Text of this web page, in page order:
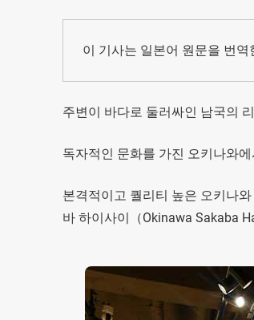
이 기사는 일본어 원문을 번역
주변이 바다로 둘러싸인 남국의
독자적인 문화를 가진 오키나와
본격적이고 퀄리티 높은 오키나
바 하이사이（Okinawa Sakaba